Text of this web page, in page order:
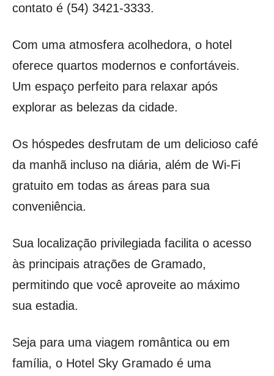
contato é (54) 3421-3333.
Com uma atmosfera acolhedora, o hotel
oferece quartos modernos e confortáveis.
Um espaço perfeito para relaxar após
explorar as belezas da cidade.
Os hóspedes desfrutam de um delicioso café
da manhã incluso na diária, além de Wi-Fi
gratuito em todas as áreas para sua
conveniência.
Sua localização privilegiada facilita o acesso
às principais atrações de Gramado,
permitindo que você aproveite ao máximo
sua estadia.
Seja para uma viagem romântica ou em
família, o Hotel Sky Gramado é uma